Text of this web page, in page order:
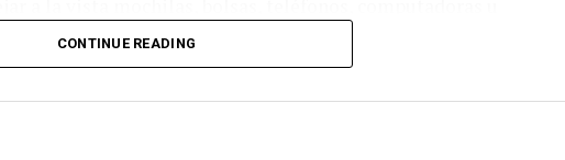
en un incentivo para el robo o los llamados
habitualmente se estaciona el vehículo o periodos
CONTINUE READING